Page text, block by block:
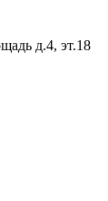
д.4, эт.18